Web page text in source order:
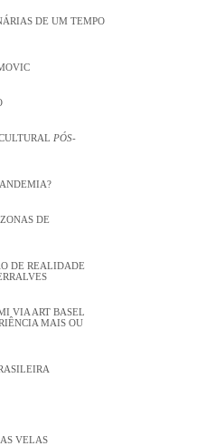
DE UM TEMPO
PÓS-
DE
DE REALIDADE
VIA ART BASEL
MAIS OU
VELAS